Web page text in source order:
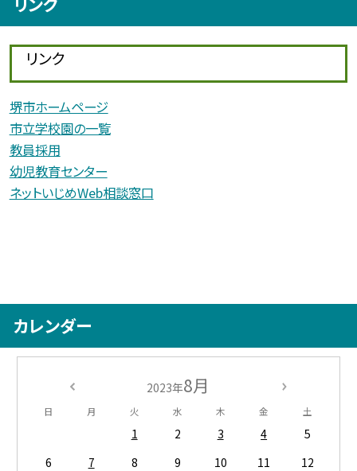
リンク
堺市ホームページ
市立学校園の一覧
教員採用
幼児教育センター
ネットいじめWeb相談窓口
カレンダー
2023年8月
日 月 火 水 木 金 土
1 2 3 4
5
6
7 8 9 10 11
12